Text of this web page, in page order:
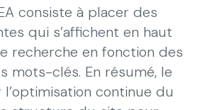
consiste à placer des
qui s’affichent en haut
recherche en fonction des
mots-clés. En résumé, le
l’optimisation continue du